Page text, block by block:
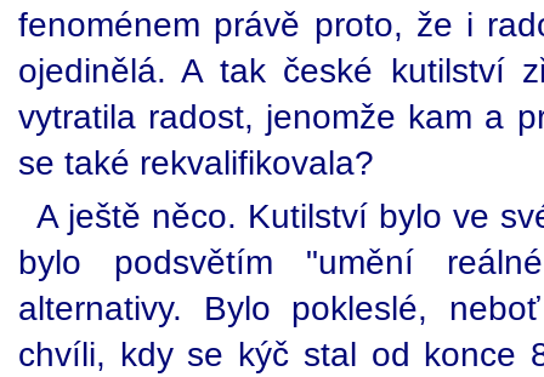
fenoménem právě proto, že i
ojedinělá. A tak české kutilství
vytratila radost, jenomže kam a
se také rekvalifikovala?
A ještě něco. Kutilství bylo ve
bylo podsvětím "umění
alternativy. Bylo pokleslé,
chvíli, kdy se kýč stal od konce